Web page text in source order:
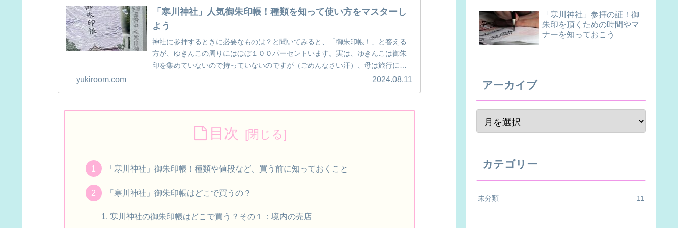
「寒川神社」人気御朱印帳！種類を知って使い方をマスターし
よう
神社に参拝するときに必要なものは？と聞いてみると、「御朱印帳！」と答える
方が、ゆきんこの周りにはほぼ１００パーセントいます。実は、ゆきんこは御朱
印を集めていないので持っていないのですが（ごめんなさい汗）、母は旅行に行
yukiroom.com 2024.08.11
目次
「寒川神社」御朱印帳！種類や値段など、買う前に知っておくこと
「寒川神社」御朱印帳はどこで買うの？
寒川神社の御朱印帳はどこで買う？その１：境内の売店
「寒川神社」参拝の証！御
朱印を頂くための時間やマ
ナーを知っておこう
アーカイブ
カテゴリー
未分類 11